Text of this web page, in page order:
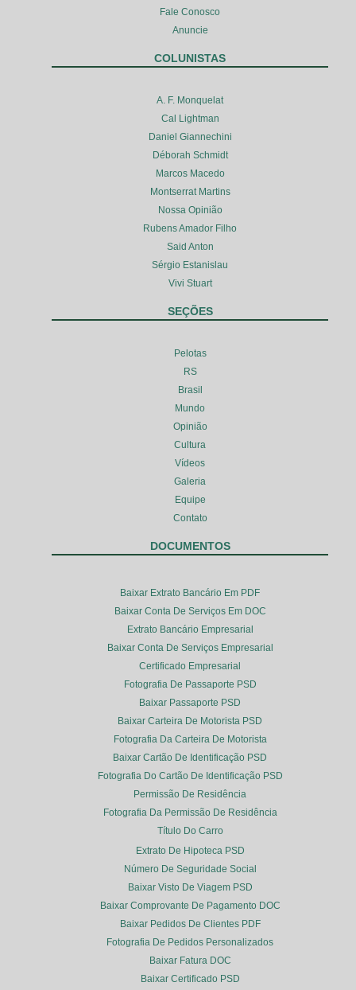
Fale Conosco
Anuncie
COLUNISTAS
A. F. Monquelat
Cal Lightman
Daniel Giannechini
Déborah Schmidt
Marcos Macedo
Montserrat Martins
Nossa Opinião
Rubens Amador Filho
Said Anton
Sérgio Estanislau
Vivi Stuart
SEÇÕES
Pelotas
RS
Brasil
Mundo
Opinião
Cultura
Vídeos
Galeria
Equipe
Contato
DOCUMENTOS
Baixar Extrato Bancário Em PDF
Baixar Conta De Serviços Em DOC
Extrato Bancário Empresarial
Baixar Conta De Serviços Empresarial
Certificado Empresarial
Fotografia De Passaporte PSD
Baixar Passaporte PSD
Baixar Carteira De Motorista PSD
Fotografia Da Carteira De Motorista
Baixar Cartão De Identificação PSD
Fotografia Do Cartão De Identificação PSD
Permissão De Residência
Fotografia Da Permissão De Residência
Título Do Carro
Extrato De Hipoteca PSD
Número De Seguridade Social
Baixar Visto De Viagem PSD
Baixar Comprovante De Pagamento DOC
Baixar Pedidos De Clientes PDF
Fotografia De Pedidos Personalizados
Baixar Fatura DOC
Baixar Certificado PSD